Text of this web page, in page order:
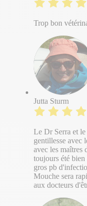
Trop bon
Jutta Sturm
Le Dr Serra et
gentillesse avec
avec les maîtres
toujours été
gros pb
Mouche sera
aux docteurs